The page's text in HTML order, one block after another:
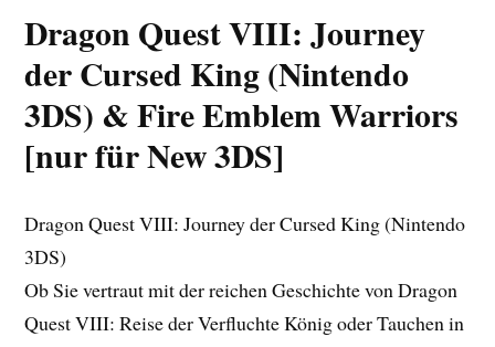
Dragon Quest VIII: Journey
der Cursed King (Nintendo
3DS) & Fire Emblem Warriors
[nur für New 3DS]
Dragon Quest VIII: Journey der Cursed King (Nintendo
3DS)
Ob Sie vertraut mit der reichen Geschichte von Dragon
Quest VIII: Reise der Verfluchte König oder Tauchen in